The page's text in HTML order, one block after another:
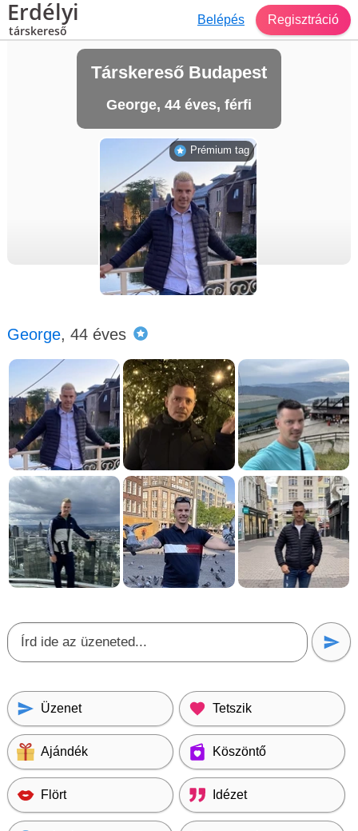
Erdélyi
társkereső
Belépés Regisztráció
Társkereső Budapest
George, 44 éves, férfi
George, 44 éves
Üzenet Tetszik
Ajándék Köszöntő
Flört Idézet
Prémium tag